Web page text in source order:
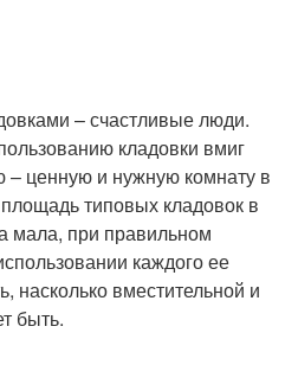
– счастливые люди.
кладовки вмиг
– ценную и нужную комнату в
типовых кладовок в
мала, при правильном
каждого ее
насколько вместительной и
быть.